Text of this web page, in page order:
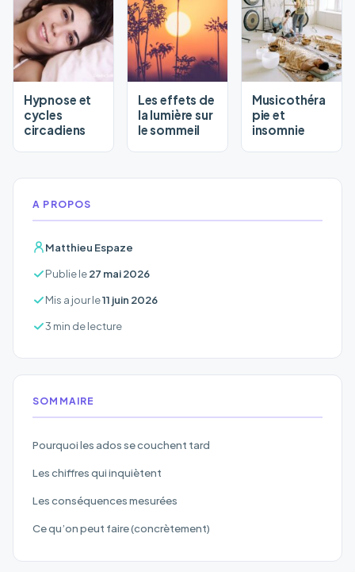
Hypnose et
cycles
circadiens
Les effets de
la lumière sur
le sommeil
Musicothéra
pie et
insomnie
A PROPOS
Matthieu Espaze
Publie le27 mai 2026
Mis a jour le11 juin 2026
3 min de lecture
SOMMAIRE
Pourquoi les ados se couchent tard
Les chiffres qui inquiètent
Les conséquences mesurées
Ce qu’on peut faire (concrètement)